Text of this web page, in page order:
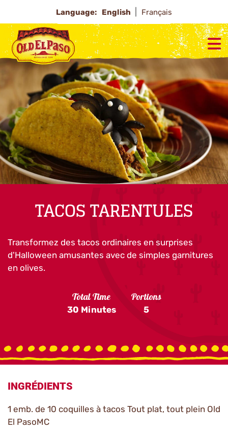
Language: English Français
TACOS TARENTULES
Transformez des tacos ordinaires en surprises
d'Halloween amusantes avec de simples garnitures
en olives.
Total Time
30 Minutes
Portions
5
INGRÉDIENTS
1 emb. de 10 coquilles à tacos Tout plat, tout plein Old
El PasoMC